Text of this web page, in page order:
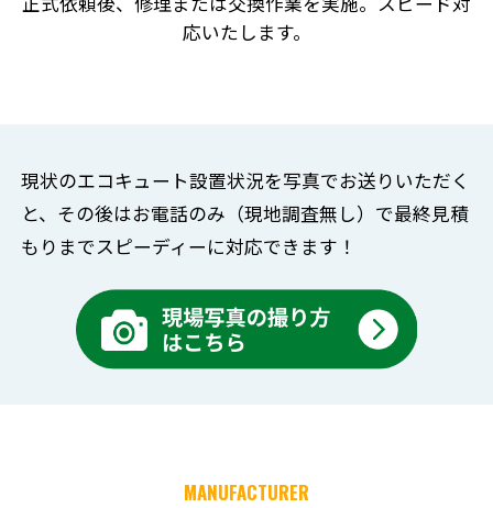
応いたします。
現状のエコキュート設置状況を写真でお送りいただく
と、 その後はお電話のみ（現地調査無し）で最終見積
もりまでスピーディーに対応できます！
MANUFACTURER